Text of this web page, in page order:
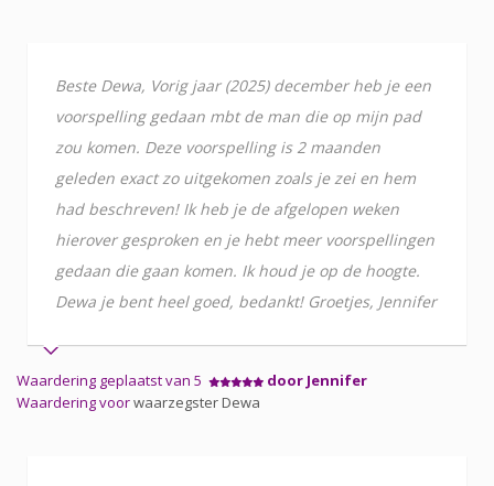
Beste Dewa, Vorig jaar (2025) december heb je een
voorspelling gedaan mbt de man die op mijn pad
zou komen. Deze voorspelling is 2 maanden
geleden exact zo uitgekomen zoals je zei en hem
had beschreven! Ik heb je de afgelopen weken
hierover gesproken en je hebt meer voorspellingen
gedaan die gaan komen. Ik houd je op de hoogte.
Dewa je bent heel goed, bedankt! Groetjes, Jennifer
Waardering geplaatst van 5
door Jennifer
Waardering voorwaarzegster Dewa